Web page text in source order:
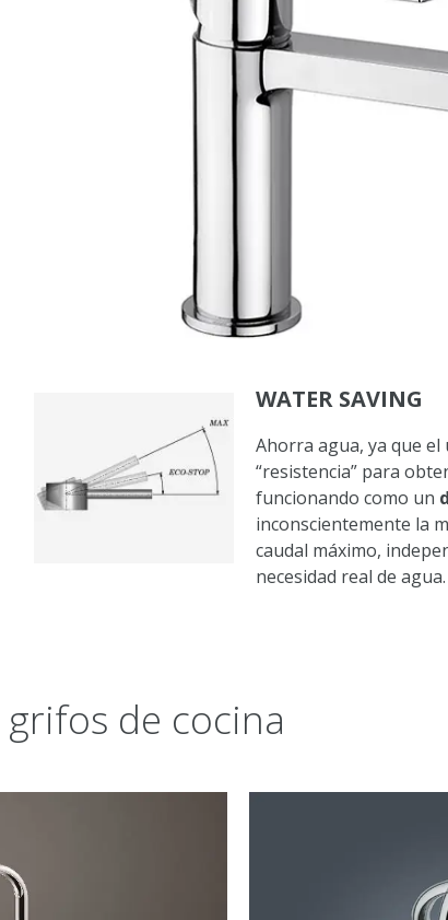
WATER SAVING
Ahorra agua, ya que
“resistencia” para
funcionando como un
inconscientemente la
caudal máximo,
necesidad real de agua.
de cocina